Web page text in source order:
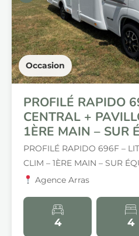
Occasion
PROFILÉ RAPIDO
CENTRAL +
1ÈRE MAIN – SUR
PROFILÉ RAPIDO 696F –
CLIM – 1ÈRE MAIN – SUR
Agence Arras
4 4